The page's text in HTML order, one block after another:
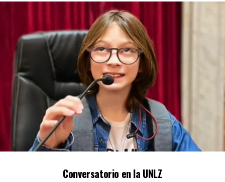
Conversatorio en la UNLZ